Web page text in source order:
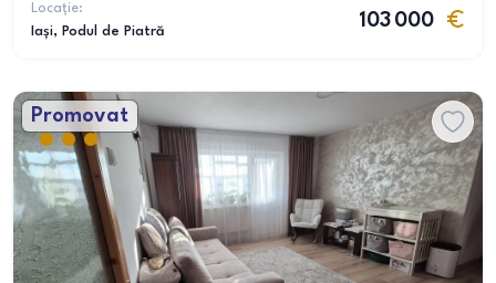
Locație:
Iași, Podul de Piatră
103 000
Promovat